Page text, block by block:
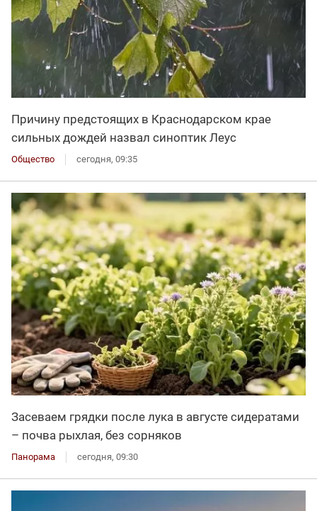
Причину предстоящих в Краснодарском крае
сильных дождей назвал синоптик Леус
Общество сегодня, 09:35
Засеваем грядки после лука в августе сидератами
– почва рыхлая, без сорняков
Панорама сегодня, 09:30